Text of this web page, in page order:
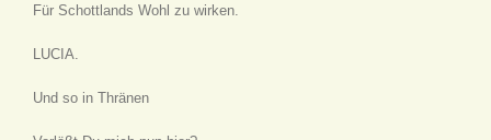
Für Schottlands Wohl zu wirken.
LUCIA.
Und so in Thränen